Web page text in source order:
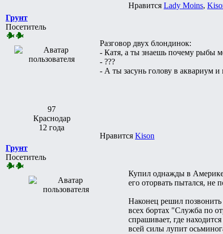
Нравится Lady Moins,
Грунт
Посетитель
97
Краснодар
12 года
Разговор двух блондинок:
- Катя, а ты знаешь почему рыбы
- ???
- А ты засунь голову в аквариум и
Нравится Kison
Грунт
Посетитель
Купил однажды в Америке
его оторвать пытался, не
Наконец решил
всех бортах "Служба по
спрашивает, где
всей силы лупит